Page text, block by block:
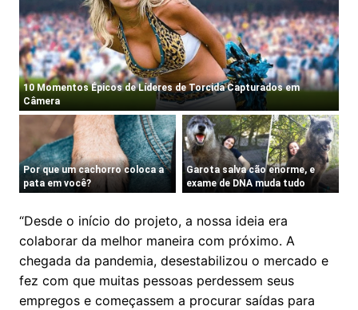
“Desde o início do projeto, a nossa ideia era
colaborar da melhor maneira com próximo. A
chegada da pandemia, desestabilizou o mercado e
fez com que muitas pessoas perdessem seus
empregos e começassem a procurar saídas para